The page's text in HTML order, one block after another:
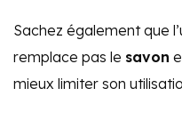
Sachez également que
remplace pas le savon
mieux limiter son